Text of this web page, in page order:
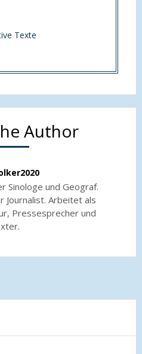
Texte
Author
Sinologe und Geograf.
Journalist. Arbeitet als
Pressesprecher und